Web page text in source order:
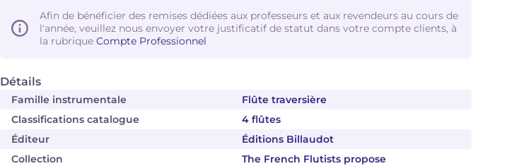
Détails
Famille instrumentale
Flûte traversière
Classifications catalogue
4 flûtes
Éditeur
Éditions Billaudot
Collection
The French Flutists propose
Afin de bénéficier des remises dédiées aux professeurs et aux revendeurs au cours de
l'année, veuillez nous envoyer votre justificatif de statut dans votre compte clients, à
la rubrique Compte Professionnel